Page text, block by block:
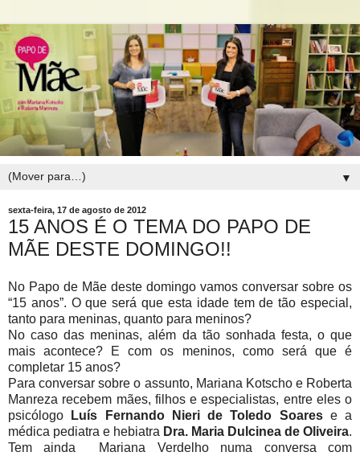
▼
sexta-feira, 17 de agosto de 2012
15 ANOS É O TEMA DO PAPO DE
MÃE DESTE DOMINGO!!
No Papo de Mãe deste domingo vamos conversar sobre os
“15 anos”. O que será que esta idade tem de tão especial,
tanto para meninas, quanto para meninos?
No caso das meninas, além da tão sonhada festa, o que
mais acontece? E com os meninos, como será que é
completar 15 anos?
Para conversar sobre o assunto, Mariana Kotscho e Roberta
Manreza recebem mães, filhos e especialistas, entre eles o
psicólogo
Luís Fernando Nieri de Toledo Soarese a
médica pediatra e hebiatra Dra. Maria Dulcinea de Oliveira.
Tem ainda Mariana Verdelho numa conversa com